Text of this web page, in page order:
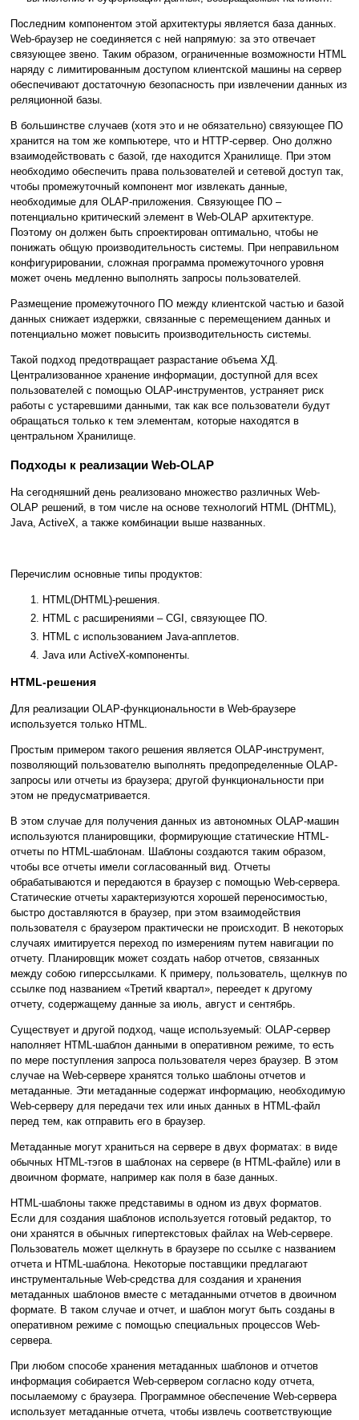
Последним компонентом этой архитектуры является база данных.
Web-браузер не соединяется с ней напрямую: за это отвечает
связующее звено. Таким образом, ограниченные возможности HTML
наряду с лимитированным доступом клиентской машины на сервер
обеспечивают достаточную безопасность при извлечении данных из
реляционной базы.
В большинстве случаев (хотя это и не обязательно) связующее ПО
хранится на том же компьютере, что и HTTP-сервер. Оно должно
взаимодействовать с базой, где находится Хранилище. При этом
необходимо обеспечить права пользователей и сетевой доступ так,
чтобы промежуточный компонент мог извлекать данные,
необходимые для OLAP-приложения. Связующее ПО –
потенциально критический элемент в Web-OLAP архитектуре.
Поэтому он должен быть спроектирован оптимально, чтобы не
понижать общую производительность системы. При неправильном
конфигурировании, сложная программа промежуточного уровня
может очень медленно выполнять запросы пользователей.
Размещение промежуточного ПО между клиентской частью и базой
данных снижает издержки, связанные с перемещением данных и
потенциально может повысить производительность системы.
Такой подход предотвращает разрастание объема ХД.
Централизованное хранение информации, доступной для всех
пользователей с помощью OLAP-инструментов, устраняет риск
работы с устаревшими данными, так как все пользователи будут
обращаться только к тем элементам, которые находятся в
центральном Хранилище.
Подходы к реализации Web-OLAP
На сегодняшний день реализовано множество различных Web-
OLAP решений, в том числе на основе технологий HTML (DHTML),
Java, ActiveX, а также комбинации выше названных.
Перечислим основные типы продуктов:
HTML(DHTML)-решения.
HTML с расширениями – CGI, связующее ПО.
HTML с использованием Java-апплетов.
Java или ActiveX-компоненты.
HTML-решения
Для реализации OLAP-функциональности в Web-браузере
используется только HTML.
Простым примером такого решения является OLAP-инструмент,
позволяющий пользователю выполнять предопределенные OLAP-
запросы или отчеты из браузера; другой функциональности при
этом не предусматривается.
В этом случае для получения данных из автономных OLAP-машин
используются планировщики, формирующие статические HTML-
отчеты по HTML-шаблонам. Шаблоны создаются таким образом,
чтобы все отчеты имели согласованный вид. Отчеты
обрабатываются и передаются в браузер с помощью Web-сервера.
Статические отчеты характеризуются хорошей переносимостью,
быстро доставляются в браузер, при этом взаимодействия
пользователя с браузером практически не происходит. В некоторых
случаях имитируется переход по измерениям путем навигации по
отчету. Планировщик может создать набор отчетов, связанных
между собою гиперссылками. К примеру, пользователь, щелкнув по
ссылке под названием «Третий квартал», переедет к другому
отчету, содержащему данные за июль, август и сентябрь.
Существует и другой подход, чаще используемый: OLAP-сервер
наполняет HTML-шаблон данными в оперативном режиме, то есть
по мере поступления запроса пользователя через браузер. В этом
случае на Web-сервере хранятся только шаблоны отчетов и
метаданные. Эти метаданные содержат информацию, необходимую
Web-серверу для передачи тех или иных данных в HTML-файл
перед тем, как отправить его в браузер.
Метаданные могут храниться на сервере в двух форматах: в виде
обычных HTML-тэгов в шаблонах на сервере (в HTML-файле) или в
двоичном формате, например как поля в базе данных.
HTML-шаблоны также представимы в одном из двух форматов.
Если для создания шаблонов используется готовый редактор, то
они хранятся в обычных гипертекстовых файлах на Web-сервере.
Пользователь может щелкнуть в браузере по ссылке с названием
отчета и HTML-шаблона. Некоторые поставщики предлагают
инструментальные Web-средства для создания и хранения
метаданных шаблонов вместе с метаданными отчетов в двоичном
формате. В таком случае и отчет, и шаблон могут быть созданы в
оперативном режиме с помощью специальных процессов Web-
сервера.
При любом способе хранения метаданных шаблонов и отчетов
информация собирается Web-сервером согласно коду отчета,
посылаемому с браузера. Программное обеспечение Web-сервера
использует метаданные отчета, чтобы извлечь соответствующие